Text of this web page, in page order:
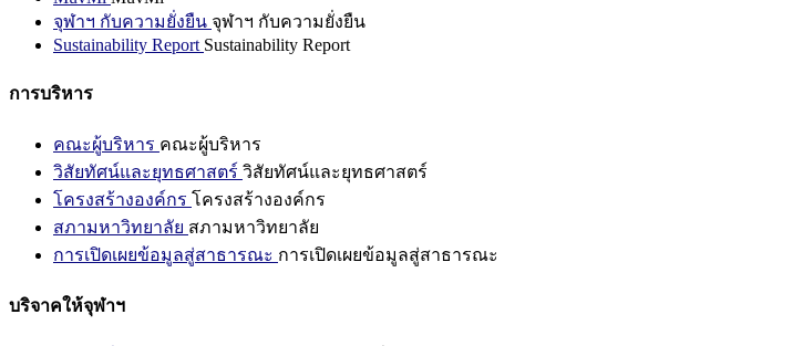
จุฬาฯ กับความยั่งยืน จุฬาฯ กับความยั่งยืน
Sustainability Report Sustainability Report
การบริหาร
คณะผู้บริหาร คณะผู้บริหาร
วิสัยทัศน์และยุทธศาสตร์ วิสัยทัศน์และยุทธศาสตร์
โครงสร้างองค์กร โครงสร้างองค์กร
สภามหาวิทยาลัย สภามหาวิทยาลัย
การเปิดเผยข้อมูลสู่สาธารณะ การเปิดเผยข้อมูลสู่สาธารณะ
บริจาคให้จุฬาฯ